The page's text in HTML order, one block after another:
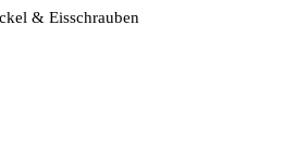
& Eisschrauben